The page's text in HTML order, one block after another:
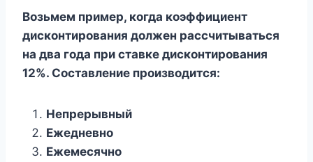
Возьмем пример, когда коэффициент
дисконтирования должен рассчитываться
на два года при ставке дисконтирования
12%. Составление производится:
Непрерывный
Ежедневно
Ежемесячно